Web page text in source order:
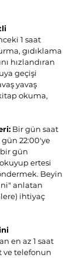
1 saat
gıdıklama
hızlandıran
geçişi
yavaş
okuma,
Bir gün saat
gün 22:00'ye
gün
ertesi
Beyin
anlatan
ihtiyaç
en az 1 saat
ve telefonun